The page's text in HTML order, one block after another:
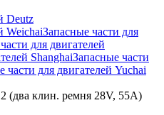
Deutz
WeichaiЗапасные части для
для двигателей
ShanghaiЗапасные части
части для двигателей Yuchai
(два клин. ремня 28V, 55A)